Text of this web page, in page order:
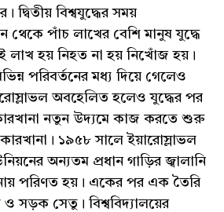
দ্বিতীয় বিশ্বযুদ্ধের সময়
থেকে পাঁচ লাখের বেশি মানুষ যুদ্ধে
লাখ হয় নিহত না হয় নিখোঁজ হয়।
পরিবর্তনের মধ্য দিয়ে গেলেও
অবহেলিত হলেও যুদ্ধের পর
নতুন উদ্যমে কাজ করতে শুরু
১৯৫৮ সালে ইয়ারোস্লাভল
অন্যতম প্রধান গাড়ির জ্বালানি
পরিণত হয়। একের পর এক তৈরি
সেতু। বিশ্ববিদ্যালয়ের